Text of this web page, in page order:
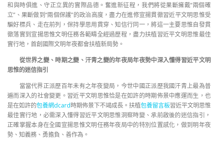
和與時俱進、守正立異的實際品德。奮進新征程，我們將從果斷擁戴“兩個確
立”、果斷做到“兩個保護”的政治高度，盡力在進修宣揚貫徹習近平文明思惟受
騙好標兵、走在前列，保持學思用貫穿、知信行同一，將這一主要思惟自發貫
徹落實到宣揚思惟文明任務各範疇全經過歷程，盡力扶植習近平文明思惟最佳
實行地，首創國際文明年夜都會扶植新局勢。
從世界之變、時期之變、汗青之變的年夜局年夜勢中深入懂得習近平文明
思惟的迷信指引
當當代界正派歷百年未有之年夜變局，今世中國正派歷我國汗青上最為普
遍而深入的社會變更。習近平文明思惟恰是在如許的時期佈景中應運而生，也
是在如許的包養網dcard時期佈景下不竭成長。扶植包養留言板習近平文明思惟
最佳實行地，必需深入懂得習近平文明思惟洞察時變、承前啟後的迷信指引，
正確掌握本身在全國宣揚思惟文明任務年夜局中的特別位置感化，做到明年夜
勢、知義務、勇擔負、善作為。